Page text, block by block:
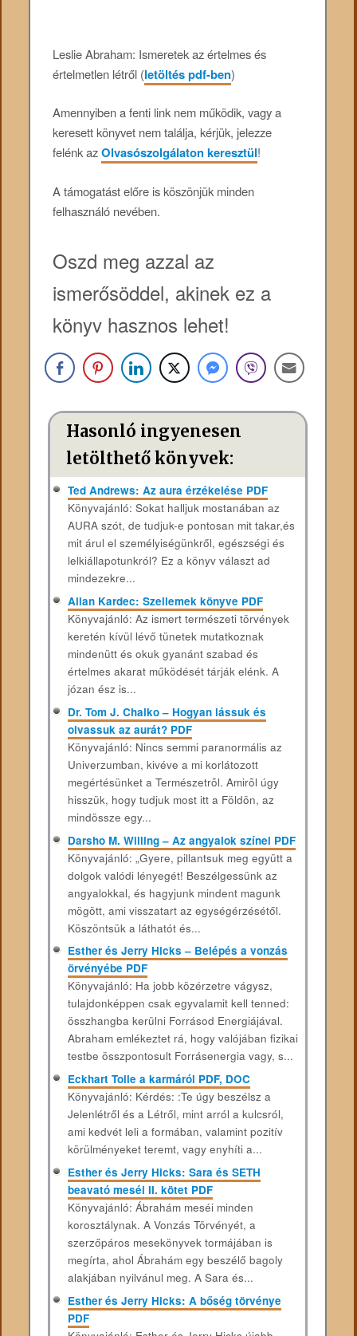
Leslie Abraham: Ismeretek az értelmes és
értelmetlen létről (letöltés pdf-ben)
Amennyiben a fenti link nem működik, vagy a
keresett könyvet nem találja, kérjük, jelezze
felénk azOlvasószolgálaton keresztül!
A támogatást előre is köszönjük minden
felhasználó nevében.
Oszd meg azzal az
ismerősöddel, akinek ez a
könyv hasznos lehet!
Hasonló ingyenesen
letölthető könyvek:
Ted Andrews: Az aura érzékelése PDF
Könyvajánló: Sokat halljuk mostanában az
AURA szót, de tudjuk-e pontosan mit takar,és
mit árul el személyiségünkről, egészségi és
lelkiállapotunkról? Ez a könyv választ ad
mindezekre...
Allan Kardec: Szellemek könyve PDF
Könyvajánló: Az ​ismert természeti törvények
keretén kívül lévő tünetek mutatkoznak
mindenütt és okuk gyanánt szabad és
értelmes akarat működését tárják elénk. A
józan ész is...
Dr. Tom J. Chalko – Hogyan lássuk és
olvassuk az aurát? PDF
Könyvajánló: Nincs semmi paranormális az
Univerzumban, kivéve a mi korlátozott
megértésünket a Természetrõl. Amirõl úgy
hisszük, hogy tudjuk most itt a Földön, az
mindössze egy...
Darsho M. Willing – Az angyalok színei PDF
Könyvajánló: „Gyere, pillantsuk meg együtt a
dolgok valódi lényegét! Beszélgessünk az
angyalokkal, és hagyjunk mindent magunk
mögött, ami visszatart az egységérzésétől.
Köszöntsük a láthatót és...
Esther és Jerry Hicks – Belépés a vonzás
örvényébe PDF
Könyvajánló: Ha jobb közérzetre vágysz,
tulajdonképpen csak egyvalamit kell tenned:
összhangba kerülni Forrásod Energiájával.
Abraham emlékeztet rá, hogy valójában fizikai
testbe összpontosult Forrásenergia vagy, s...
Eckhart Tolle a karmáról PDF, DOC
Könyvajánló: Kérdés: :Te úgy beszélsz a
Jelenlétről és a Létről, mint arról a kulcsról,
ami kedvét leli a formában, valamint pozitív
körülményeket teremt, vagy enyhíti a...
Esther és Jerry Hicks: Sara és SETH
beavató meséi II. kötet PDF
Könyvajánló: Ábrahám meséi minden
korosztálynak. A Vonzás Törvényét, a
szerzőpáros mesekönyvek tormájában is
megírta, ahol Ábrahám egy beszélő bagoly
alakjában nyilvánul meg. A Sara és...
Esther és Jerry Hicks: A bőség törvénye
PDF